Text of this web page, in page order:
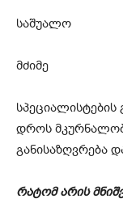
საშუალო
მძიმე
დროს
განისაზღვრება
რატომ არის